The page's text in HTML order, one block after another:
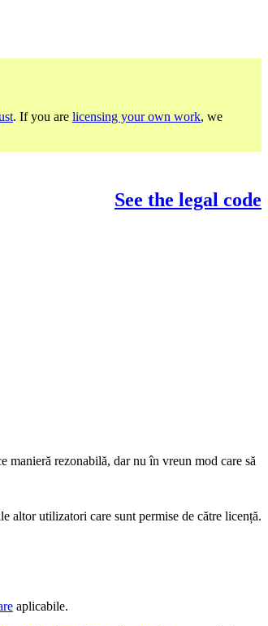
. If you are licensing your own work, we
See the legal code
manieră rezonabilă, dar nu în vreun mod care să
altor utilizatori care sunt permise de către licență.
aplicabile.